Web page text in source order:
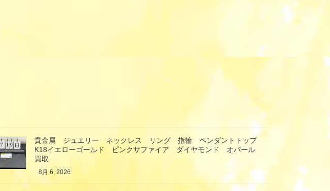
貴金属 ジュエリー ネックレス リング 指輪 ペンダントトップ
K18イエローゴールド ピンクサファイア ダイヤモンド オパール
買取
8月 6, 2026